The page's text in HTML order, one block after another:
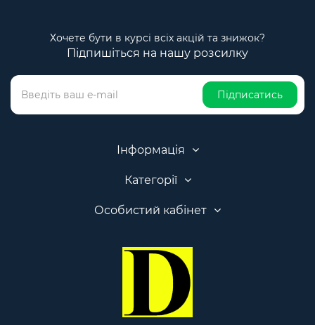
Хочете бути в курсі всіх акцій та знижок?
Підпишіться на нашу розсилку
Підписатись
Інформація
Категорії
Особистий кабінет